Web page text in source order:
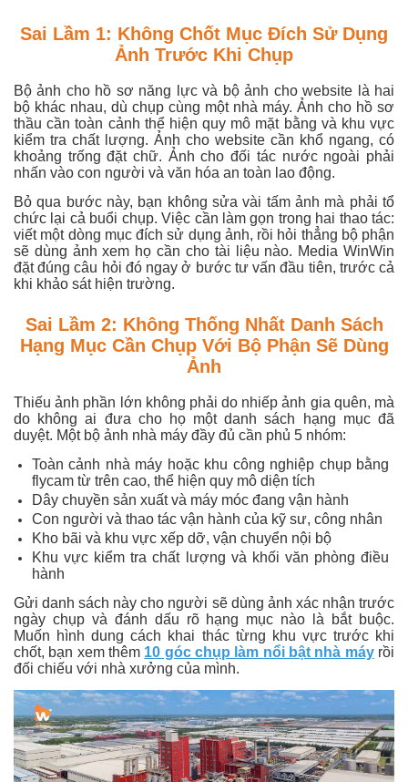
Sai Lầm 1: Không Chốt Mục Đích Sử Dụng
Ảnh Trước Khi Chụp
Bộ ảnh cho hồ sơ năng lực và bộ ảnh cho website là hai
bộ khác nhau, dù chụp cùng một nhà máy. Ảnh cho hồ sơ
thầu cần toàn cảnh thể hiện quy mô mặt bằng và khu vực
kiểm tra chất lượng. Ảnh cho website cần khổ ngang, có
khoảng trống đặt chữ. Ảnh cho đối tác nước ngoài phải
nhấn vào con người và văn hóa an toàn lao động.
Bỏ qua bước này, bạn không sửa vài tấm ảnh mà phải tổ
chức lại cả buổi chụp. Việc cần làm gọn trong hai thao tác:
viết một dòng mục đích sử dụng ảnh, rồi hỏi thẳng bộ phận
sẽ dùng ảnh xem họ cần cho tài liệu nào. Media WinWin
đặt đúng câu hỏi đó ngay ở bước tư vấn đầu tiên, trước cả
khi khảo sát hiện trường.
Sai Lầm 2: Không Thống Nhất Danh Sách
Hạng Mục Cần Chụp Với Bộ Phận Sẽ Dùng
Ảnh
Thiếu ảnh phần lớn không phải do nhiếp ảnh gia quên, mà
do không ai đưa cho họ một danh sách hạng mục đã
duyệt. Một bộ ảnh nhà máy đầy đủ cần phủ 5 nhóm:
Toàn cảnh nhà máy hoặc khu công nghiệp chụp bằng
flycam từ trên cao, thể hiện quy mô diện tích
Dây chuyền sản xuất và máy móc đang vận hành
Con người và thao tác vận hành của kỹ sư, công nhân
Kho bãi và khu vực xếp dỡ, vận chuyển nội bộ
Khu vực kiểm tra chất lượng và khối văn phòng điều
hành
Gửi danh sách này cho người sẽ dùng ảnh xác nhận trước
ngày chụp và đánh dấu rõ hạng mục nào là bắt buộc.
Muốn hình dung cách khai thác từng khu vực trước khi
chốt, bạn xem thêm 10 góc chụp làm nổi bật nhà máyrồi
đối chiếu với nhà xưởng của mình.